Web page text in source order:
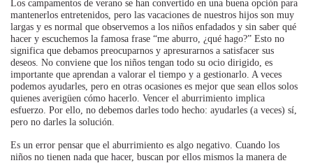
Los campamentos de verano se han convertido en una buena opción para
mantenerlos entretenidos, pero las vacaciones de nuestros hijos son muy
largas y es normal que observemos a los niños enfadados y sin saber qué
hacer y escuchemos la famosa frase “me aburro, ¿qué hago?” Esto no
significa que debamos preocuparnos y apresurarnos a satisfacer sus
deseos. No conviene que los niños tengan todo su ocio dirigido, es
importante que aprendan a valorar el tiempo y a gestionarlo. A veces
podemos ayudarles, pero en otras ocasiones es mejor que sean ellos solos
quienes averigüen cómo hacerlo. Vencer el aburrimiento implica
esfuerzo. Por ello, no debemos darles todo hecho: ayudarles (a veces) sí,
pero no darles la solución.
Es un error pensar que el aburrimiento es algo negativo. Cuando los
niños no tienen nada que hacer, buscan por ellos mismos la manera de